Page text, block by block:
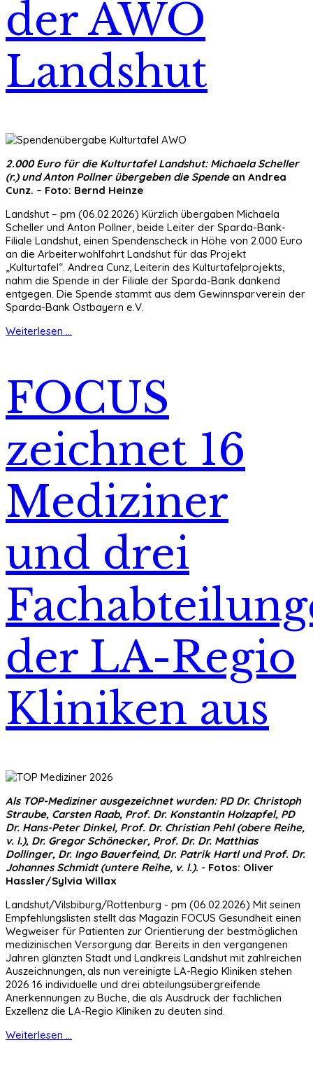
der AWO
Landshut
2.000 Euro für die Kulturtafel Landshut: Michaela Scheller
(r.) und Anton Pollner übergeben die Spendean Andrea
Cunz. – Foto: Bernd Heinze
Landshut – pm (06.02.2026) Kürzlich übergaben Michaela
Scheller und Anton Pollner, beide Leiter der Sparda-Bank-
Filiale Landshut, einen Spendenscheck in Höhe von 2.000 Euro
an die Arbeiterwohlfahrt Landshut für das Projekt
„Kulturtafel“. Andrea Cunz, Leiterin des Kulturtafelprojekts,
nahm die Spende in der Filiale der Sparda-Bank dankend
entgegen. Die Spende stammt aus dem Gewinnsparverein der
Sparda-Bank Ostbayern e.V.
Weiterlesen ...
FOCUS
zeichnet 16
Mediziner
und drei
der LA-Regio
Kliniken aus
Als TOP-Mediziner ausgezeichnet wurden: PD Dr. Christoph
Straube, Carsten Raab, Prof. Dr. Konstantin Holzapfel, PD
Dr. Hans-Peter Dinkel, Prof. Dr. Christian Pehl (obere Reihe,
v. l.), Dr. Gregor Schönecker, Prof. Dr. Dr. Matthias
Dollinger, Dr. Ingo Bauerfeind, Dr. Patrik Hartl und Prof. Dr.
Johannes Schmidt (untere Reihe, v. l.). - Fotos: Oliver
Hassler/Sylvia Willax
Landshut/Vilsbiburg/Rottenburg - pm (06.02.2026) Mit seinen
Empfehlungslisten stellt das Magazin FOCUS Gesundheit einen
Wegweiser für Patienten zur Orientierung der bestmöglichen
medizinischen Versorgung dar. Bereits in den vergangenen
Jahren glänzten Stadt und Landkreis Landshut mit zahlreichen
Auszeichnungen, als nun vereinigte LA-Regio Kliniken stehen
2026 16 individuelle und drei abteilungsübergreifende
Anerkennungen zu Buche, die als Ausdruck der fachlichen
Exzellenz die LA-Regio Kliniken zu deuten sind.
Weiterlesen ...